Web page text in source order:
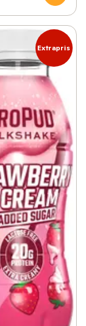
Extrapris